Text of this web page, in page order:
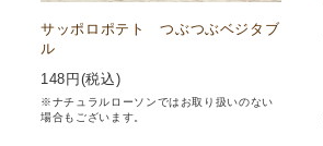
サッポロポテト つぶつぶベジタブ
ル
148 円(税込)
※ナチュラルローソンではお取り扱いのない
場合もございます。